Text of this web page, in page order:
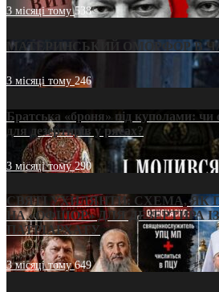
3 місяці тому538
МАТЕРИНСЬКИЙ ОМОРФОР В
3 місяці тому246
Братська «броня» під куполами:
для дезертирів у рясах?
3 місяці тому290
СВЯТІ УХИЛЯНТИ: СХЕМА, ЯК
НА «ОФШОР» ДЛЯ ДЕЗЕРТИРА
ПАТРІАРХАТУ
3 місяці тому649